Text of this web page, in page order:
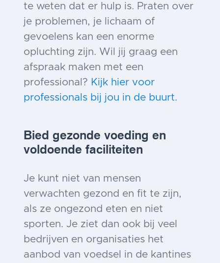
te weten dat er hulp is. Praten over
je problemen, je lichaam of
gevoelens kan een enorme
opluchting zijn. Wil jij graag een
afspraak maken met een
professional? Kijk hier voor
professionals bij jou in de buurt.
Bied gezonde voeding en
voldoende faciliteiten
Je kunt niet van mensen
verwachten gezond en fit te zijn,
als ze ongezond eten en niet
sporten. Je ziet dan ook bij veel
bedrijven en organisaties het
aanbod van voedsel in de kantines